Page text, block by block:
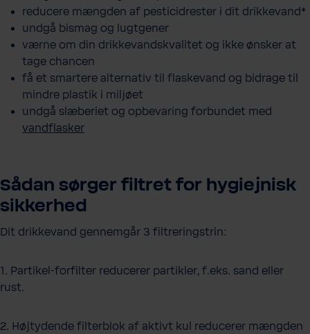
reducere mængden af pesticidrester i dit drikkevand*
undgå bismag og lugtgener
værne om din drikkevandskvalitet og ikke ønsker at
tage chancen
få et smartere alternativ til flaskevand og bidrage til
mindre plastik i miljøet
undgå slæberiet og opbevaring forbundet med
vandflasker
Sådan sørger filtret for hygiejnisk
sikkerhed
Dit drikkevand gennemgår 3 filtreringstrin:
1. Partikel-forfilter reducerer partikler, f.eks. sand eller
rust.
2. Højtydende filterblok af aktivt kul reducerer mængden